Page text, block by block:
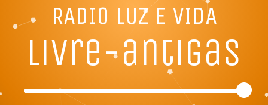
RADIO LUZ E VIDA
livre-antigas